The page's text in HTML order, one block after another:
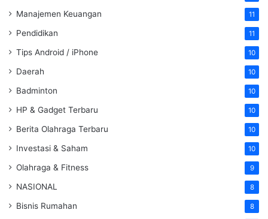
Manajemen Keuangan 11
Pendidikan 11
Tips Android / iPhone 10
Daerah 10
Badminton 10
HP & Gadget Terbaru 10
Berita Olahraga Terbaru 10
Investasi & Saham 10
Olahraga & Fitness 9
NASIONAL 8
Bisnis Rumahan 8